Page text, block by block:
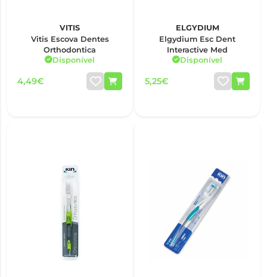
VITIS
Vitis Escova Dentes
Orthodontica
Disponível
4,49€
ELGYDIUM
Elgydium Esc Dent
Interactive Med
Disponível
5,25€